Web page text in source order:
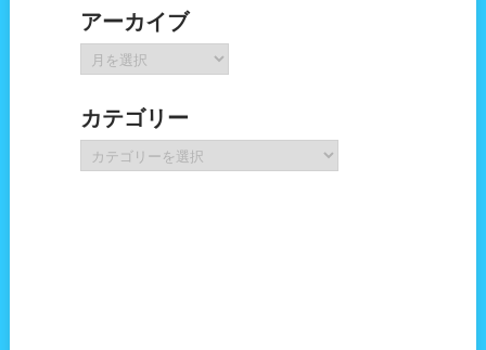
アーカイブ
ー
イ
ブ
カテゴリー
テ